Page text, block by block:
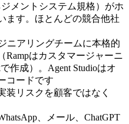
メントシステム規格）がホ
ます。ほとんどの競合他社
ニアリングチームに本格的
Rampはカスタマージャーニ
作成）。Agent Studioはオ
コードです
装リスクを顧客ではなく
、メール、ChatGPT